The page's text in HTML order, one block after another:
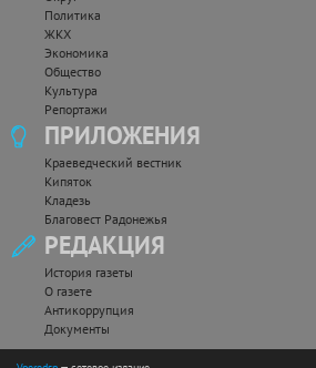
Политика
ЖКХ
Экономика
Общество
Культура
Репортажи
ПРИЛОЖЕНИЯ
Краеведческий вестник
Кипяток
Кладезь
Благовест Радонежья
РЕДАКЦИЯ
История газеты
О газете
Антикоррупция
Документы